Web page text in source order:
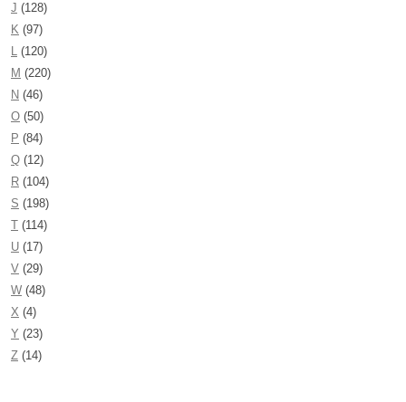
J (128)
K (97)
L (120)
M (220)
N (46)
O (50)
P (84)
Q (12)
R (104)
S (198)
T (114)
U (17)
V (29)
W (48)
X (4)
Y (23)
Z (14)